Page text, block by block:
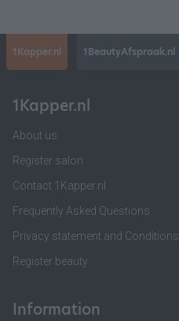
1Kapper.nl 1BeautyAfspraak.nl
1Kapper.nl
About us
Register salon
Contact 1Kapper.nl
Frequently Asked Questions
Privacy statement and Conditions
Register beauty
Information